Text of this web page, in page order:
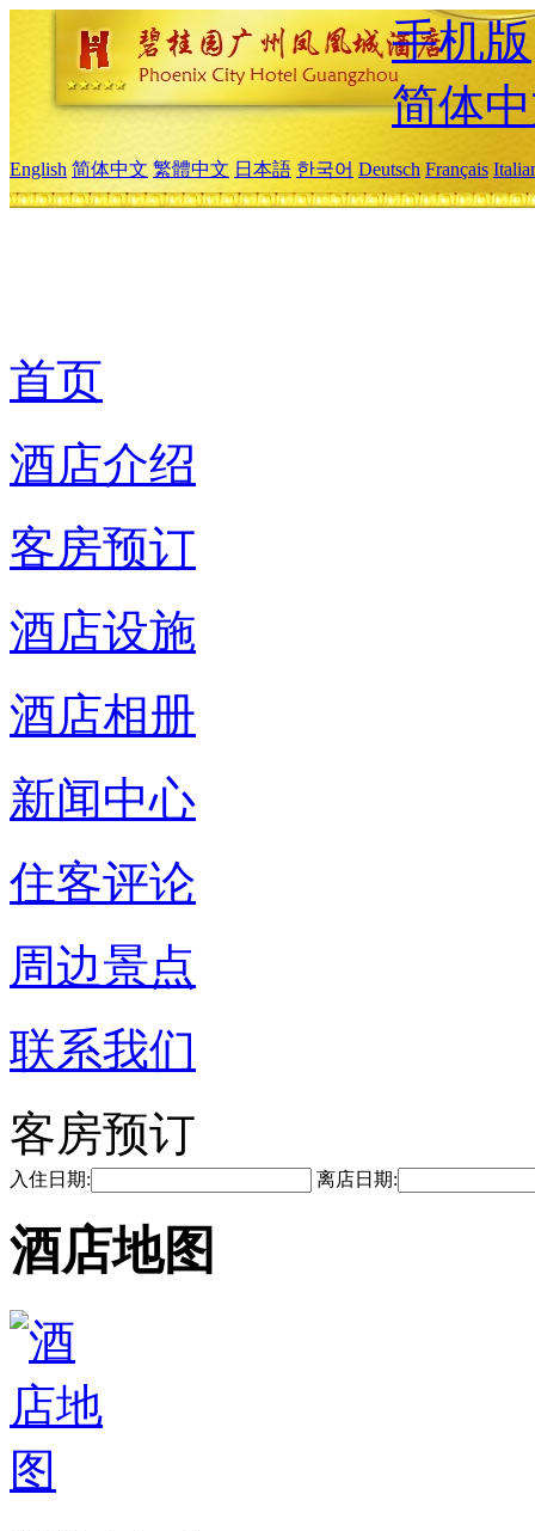
手机版
简体
English 简体中文 繁體中文 日本語 한국어 Deutsch Français
首页
酒店介绍
客房预订
酒店设施
酒店相册
新闻中心
住客评论
周边景点
联系我们
客房预订
入住日期: 离店日期:
酒店地图